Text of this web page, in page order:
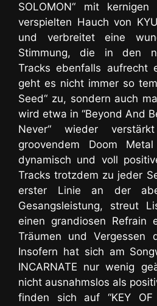
SOLOMON“ mit
verspielten Hauch von
und verbreitet eine
Stimmung, die in den
Tracks ebenfalls aufrecht
geht es nicht immer so
Seed“ zu, sondern auch
wird etwa in “Beyond And
Never“ wieder
groovendem Doom
dynamisch und voll
Tracks trotzdem zu jeder
erster Linie an der
Gesangsleistung, streut
einen grandiosen Refrain
Träumen und Vergessen
Insofern hat sich am
INCARNATE nur wenig
nicht ausnahmslos als
finden sich auf “KEY OF